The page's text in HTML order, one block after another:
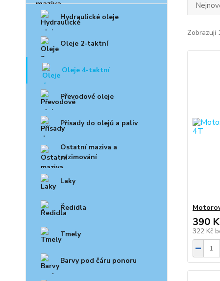
Hydraulické oleje
Oleje 2-taktní
Oleje 4-taktní
Převodové oleje
Přísady do olejů a paliv
Ostatní maziva a
zazimování
Laky
Ředidla
Tmely
Barvy pod čáru ponoru
Zobrazuji
390
322 Kč